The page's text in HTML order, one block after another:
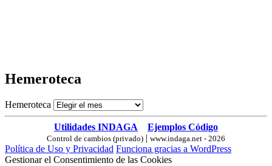
Hemeroteca
Hemeroteca
Utilidades INDAGA Ejemplos Código
Control de cambios (privado) | www.indaga.net - 2026
Política de Uso y Privacidad Funciona gracias a WordPress
Gestionar el Consentimiento de las Cookies